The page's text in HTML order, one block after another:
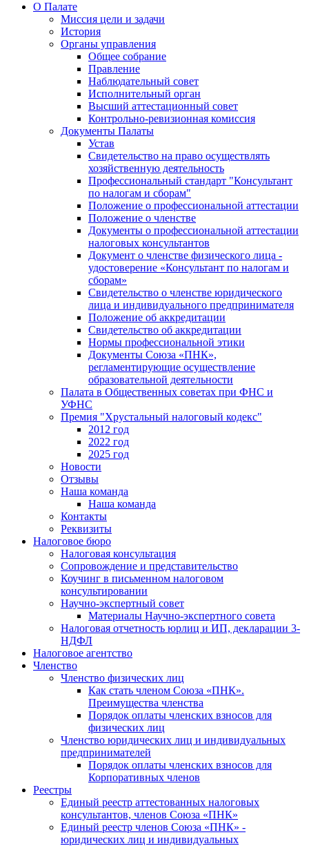
О Палате
Миссия цели и задачи
История
Органы управления
Общее собрание
Правление
Наблюдательный совет
Исполнительный орган
Высший аттестационный совет
Контрольно-ревизионная комиссия
Документы Палаты
Устав
Свидетельство на право осуществлять
хозяйственную деятельность
Профессиональный стандарт "Консультант
по налогам и сборам"
Положение о профессиональной аттестации
Положение о членстве
Документы о профессиональной аттестации
налоговых консультантов
Документ о членстве физического лица -
удостоверение «Консультант по налогам и
сборам»
Свидетельство о членстве юридического
лица и индивидуального предпринимателя
Положение об аккредитации
Свидетельство об аккредитации
Нормы профессиональной этики
Документы Союза «ПНК»,
регламентирующие осуществление
образовательной деятельности
Палата в Общественных советах при ФНС и
УФНС
Премия "Хрустальный налоговый кодекс"
2012 год
2022 год
2025 год
Новости
Отзывы
Наша команда
Наша команда
Контакты
Реквизиты
Налоговое бюро
Налоговая консультация
Cопровождение и представительство
Коучинг в письменном налоговом
консультировании
Научно-экспертный совет
Материалы Научно-экспертного совета
Налоговая отчетность юрлиц и ИП, декларации 3-
НДФЛ
Налоговое агентство
Членство
Членство физических лиц
Как стать членом Союза «ПНК».
Преимущества членства
Порядок оплаты членских взносов для
физических лиц
Членство юридических лиц и индивидуальных
предпринимателей
Порядок оплаты членских взносов для
Корпоративных членов
Реестры
Единый реестр аттестованных налоговых
консультантов, членов Союза «ПНК»
Единый реестр членов Союза «ПНК» -
юридических лиц и индивидуальных